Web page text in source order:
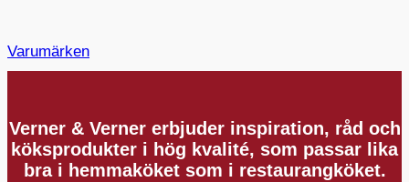
Varumärken
Verner & Verner erbjuder inspiration, råd och
köksprodukter i hög kvalité, som passar lika
bra i hemmaköket som i restaurangköket.